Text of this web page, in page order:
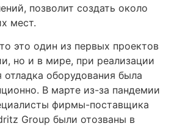
позволит создать около
мест.
это один из первых проектов
но и в мире, при реализации
отладка оборудования была
В марте из-за пандемии
фирмы-поставщика
Group были отозваны в